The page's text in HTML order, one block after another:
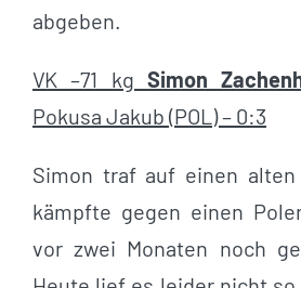
abgeben.
VK –71 kg Simon
Pokusa Jakub (POL) – 0:3
Simon traf auf einen alten
kämpfte gegen einen
vor zwei Monaten noch